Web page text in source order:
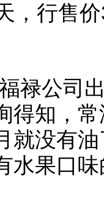
，行售
禄公司
得知，
就没有
水果口